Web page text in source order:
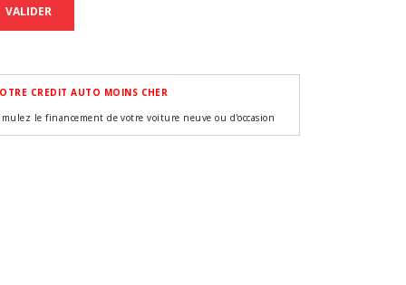
VALIDER
CREDIT AUTO MOINS CHER
le financement de votre voiture neuve ou d'occasion